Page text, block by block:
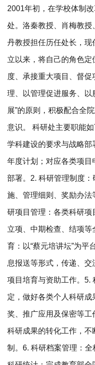
2001年初，在学校体制
处。洛秦教授、肖梅教
丹教授担任历任处长，
立以来，将自己的角色定
度、承接重大项目、督促
理、以管理促进服务、
展”的原则，积极配合全
意识。 科研处主要职能
学科建设的要求与战略
年度计划；对应各类项目
部署。2. 科研管理制度
施、管理细则、奖励办
研项目管理：各类科研项
立项、中期检查、结项
育：以“蔡元培讲坛”为平
息报送等形式，传递、
项目培育与资助工作。5.
定，做好各类个人科研
奖、推广应用及保密等工
科研成果的转化工作，
制。6. 科研档案管理：